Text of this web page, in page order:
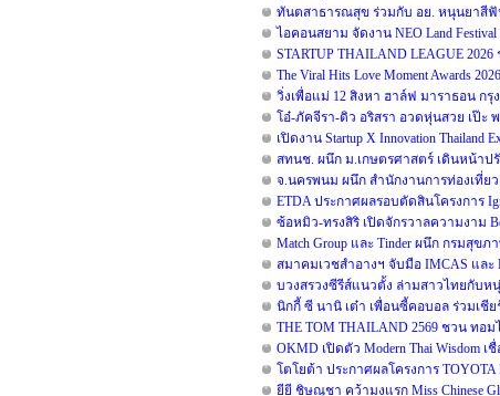
ทันตสาธารณสุข ร่วมกับ อย. หนุนยาสีฟั
ไอคอนสยาม จัดงาน NEO Land
STARTUP THAILAND LEAGUE
The Viral Hits Love Moment Awards
วิ่งเพื่อแม่ 12 สิงหา ฮาล์ฟ มาราธอน กรุ
โอ๋-ภัคจีรา-ดิว อริสรา อวดหุ่นสวย เป๊ะ
เปิดงาน Startup X Innovation Thailand
สทนช. ผนึก ม.เกษตรศาสตร์ เดินหน้าป
จ.นครพนม ผนึก สำนักงานการท่องเที่ย
ETDA ประกาศผลรอบตัดสินโครงการ
ซ้อหมิว-ทรงสิริ เปิดจักรวาลความงาม
Match Group และ Tinder ผนึก กรมสุขภ
สมาคมเวชสำอางฯ จับมือ IMCAS และ
บวงสรวงซีรีส์แนวตั้ง ล่ามสาวไทยกับห
นิกกี้ ซี นานิ เต๋า เพื่อนซี้คอบอล ร่วมเ
THE TOM THAILAND 2569 ชวน ทอ
OKMD เปิดตัว Modern Thai
โตโยต้า ประกาศผลโครงการ TOYOTA
ยียี ชิษณุชา คว้ามงแรก Miss Chinese